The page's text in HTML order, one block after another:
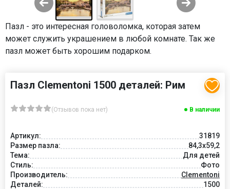
Пазл - это интересная головоломка, которая затем
может служить украшением в любой комнате. Так же
пазл может быть хорошим подарком.
Пазл Clementoni 1500 деталей: Рим
(Отзывов пока нет) В наличии
Артикул:
31819
Размер пазла:
84,3x59,2
Тема:
Для детей
Стиль:
Фото
Производитель:
Clementoni
Деталей:
1500